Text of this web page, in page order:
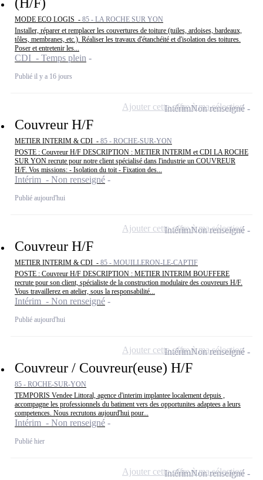
MODE ECO LOGIS - 85 - LA ROCHE SUR YON
Installer, réparer et remplacer les couvertures de toiture (tuiles, ardoises, bardeaux,
tôles, membranes, etc.). Réaliser les travaux d'étanchéité et d'isolation des toitures.
Poser et entretenir les...
CDI - Temps plein
Publié il y a 16 jours
Couvreur H/F
METIER INTERIM & CDI - 85 - ROCHE-SUR-YON
POSTE : Couvreur H/F DESCRIPTION : METIER INTERIM et CDI LA ROCHE
SUR YON recrute pour notre client spécialisé dans l'industrie un COUVREUR
H/F. Vos missions: - Isolation du toit - Fixation des...
Intérim - Non renseigné
Publié aujourd'hui
IntérimNon renseigné
Ajouter cette offre à ma sélection
Couvreur H/F
METIER INTERIM & CDI - 85 - MOUILLERON-LE-CAPTIF
POSTE : Couvreur H/F DESCRIPTION : METIER INTERIM BOUFFERE
recrute pour son client, spécialiste de la construction modulaire des couvreurs H/F.
Vous travaillerez en atelier, sous la responsabilité...
Intérim - Non renseigné
Publié aujourd'hui
IntérimNon renseigné
Ajouter cette offre à ma sélection
Couvreur / Couvreur(euse) H/F
85 - ROCHE-SUR-YON
TEMPORIS Vendee Littoral, agence d'interim implantee localement depuis ,
accompagne les professionnels du batiment vers des opportunites adaptees a leurs
competences. Nous recrutons aujourd'hui pour...
Intérim - Non renseigné
Publié hier
IntérimNon renseigné
Ajouter cette offre à ma sélection
IntérimNon renseigné
Ajouter cette offre à ma sélection